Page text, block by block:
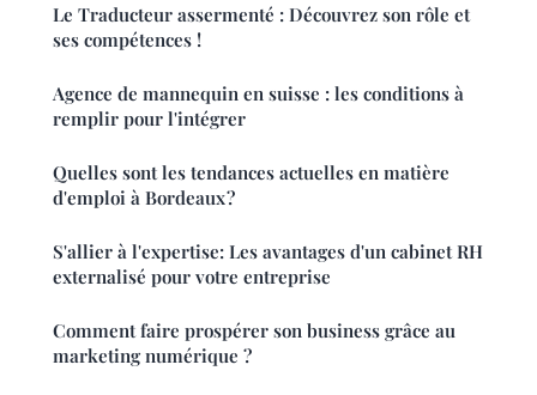
Le Traducteur assermenté : Découvrez son rôle et
ses compétences !
Agence de mannequin en suisse : les conditions à
remplir pour l'intégrer
Quelles sont les tendances actuelles en matière
d'emploi à Bordeaux ?
S'allier à l'expertise: Les avantages d'un cabinet RH
externalisé pour votre entreprise
Comment faire prospérer son business grâce au
marketing numérique ?